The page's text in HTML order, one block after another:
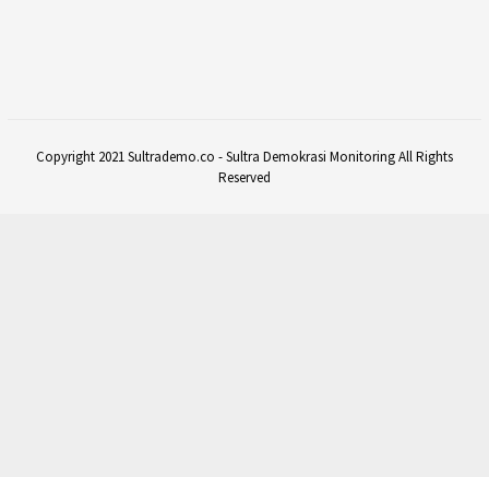
Copyright 2021 Sultrademo.co - Sultra Demokrasi Monitoring All Rights
Reserved